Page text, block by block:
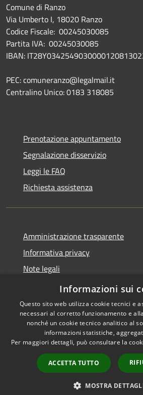
Comune di Ranzo
Via Umberto I, 18020 Ranzo
Codice Fiscale: 00245030085
Partita IVA: 00245030085
IBAN:
PEC: comuneranzo@legalmail.it
Centralino Unico: 0183 318085
Prenotazione appuntamento
Segnalazione disservizio
Leggi le FAQ
Richiesta assistenza
Amministrazione trasparente
Informativa privacy
Note legali
Dichiarazione di accessibilità
Accessibilità
Informazioni sui
Questo sito web utilizza cookie tecnici e
necessari al corretto funzionamento e
nonché un cookie tecnico analitico al
informazioni statistiche,
Per maggiori dettagli, può consultare la
ACCETTA TUTTO
MOSTRA